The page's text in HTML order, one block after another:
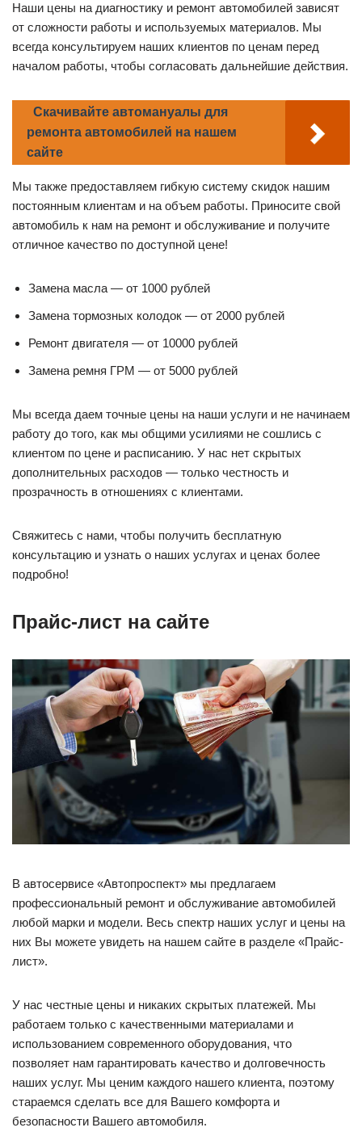
Наши цены на диагностику и ремонт автомобилей зависят
от сложности работы и используемых материалов. Мы
всегда консультируем наших клиентов по ценам перед
началом работы, чтобы согласовать дальнейшие действия.
Скачивайте автомануалы для
ремонта автомобилей на нашем
сайте
Мы также предоставляем гибкую систему скидок нашим
постоянным клиентам и на объем работы. Приносите свой
автомобиль к нам на ремонт и обслуживание и получите
отличное качество по доступной цене!
Замена масла — от 1000 рублей
Замена тормозных колодок — от 2000 рублей
Ремонт двигателя — от 10000 рублей
Замена ремня ГРМ — от 5000 рублей
Мы всегда даем точные цены на наши услуги и не начинаем
работу до того, как мы общими усилиями не сошлись с
клиентом по цене и расписанию. У нас нет скрытых
дополнительных расходов — только честность и
прозрачность в отношениях с клиентами.
Свяжитесь с нами, чтобы получить бесплатную
консультацию и узнать о наших услугах и ценах более
подробно!
Прайс-лист на сайте
В автосервисе «Автопроспект» мы предлагаем
профессиональный ремонт и обслуживание автомобилей
любой марки и модели. Весь спектр наших услуг и цены на
них Вы можете увидеть на нашем сайте в разделе «Прайс-
лист».
У нас честные цены и никаких скрытых платежей. Мы
работаем только с качественными материалами и
использованием современного оборудования, что
позволяет нам гарантировать качество и долговечность
наших услуг. Мы ценим каждого нашего клиента, поэтому
стараемся сделать все для Вашего комфорта и
безопасности Вашего автомобиля.